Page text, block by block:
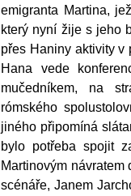
emigranta Martina,
který nyní žije s jeho
přes Haniny aktivity v
Hana vede
mučedníkem, na
rómského
jiného připomíná
bylo potřeba spojit
Martinovým
scénáře, Janem